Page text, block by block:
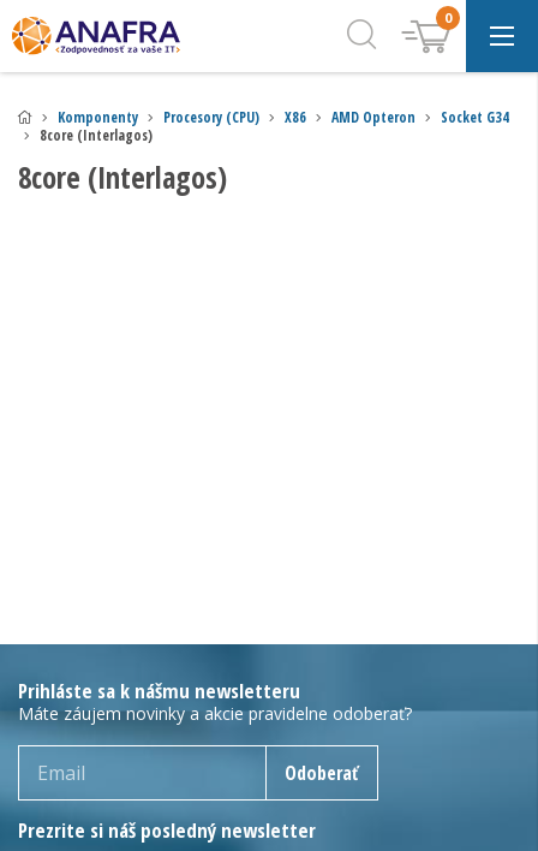
0
Komponenty Procesory (CPU) X86 AMD Opteron
Socket G34
8core (Interlagos)
8core (Interlagos)
Prihláste sa k nášmu newsletteru
Máte záujem novinky a akcie pravidelne odoberať?
Odoberať
Prezrite si náš posledný newsletter